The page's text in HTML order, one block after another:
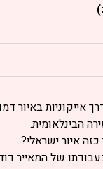
אייקוניות באיור
הבינלאומית.
איור ישראלי?.
של המאייר